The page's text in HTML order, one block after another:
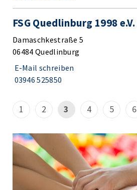
FSG Quedlinburg 1998 e.V.
Damaschkestraße 5
06484 Quedlinburg
E-Mail schreiben
03946 525850
1 2 3 4 5 6